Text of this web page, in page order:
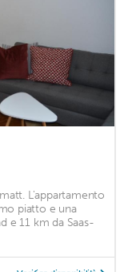
L'appartamento
piatto e una
e 11 km da Saas-